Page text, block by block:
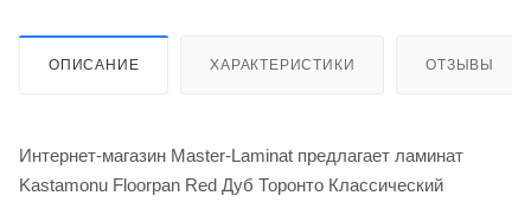
ОПИСАНИЕ ХАРАКТЕРИСТИКИ ОТЗЫВЫ
Интернет-магазин Master-Laminat предлагает ламинат
Kastamonu Floorpan Red Дуб Торонто Классический